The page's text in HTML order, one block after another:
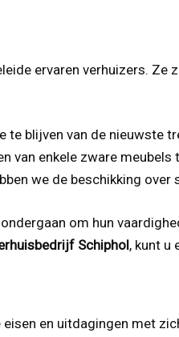
ervaren verhuizers. Ze
blijven van de nieuwste
van enkele zware
we de beschikking over
om hun
Schiphol, kunt u
en uitdagingen met